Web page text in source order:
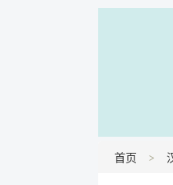
首页